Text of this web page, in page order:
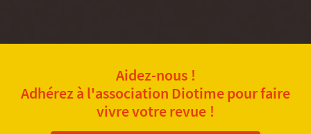
Aidez-nous !
Adhérez à l'association Diotime pour faire
vivre votre revue !